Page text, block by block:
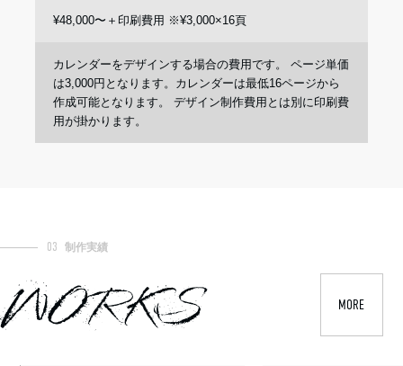
¥48,000〜＋印刷費用 ※¥3,000×16頁
カレンダーをデザインする場合の費用です。 ページ単価
は3,000円となります。カレンダーは最低16ページから
作成可能となります。 デザイン制作費用とは別に印刷費
用が掛かります。
03 制作実績
WORKS MORE